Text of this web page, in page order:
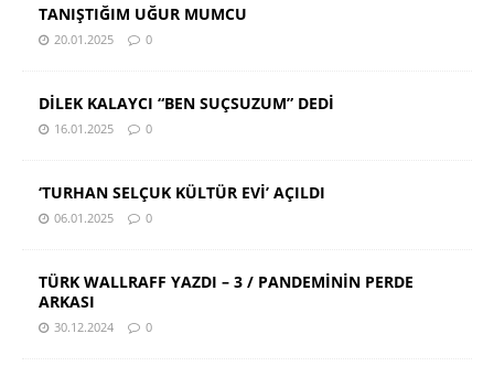
TANIŞTIĞIM UĞUR MUMCU
20.01.2025 0
DİLEK KALAYCI “BEN SUÇSUZUM” DEDİ
16.01.2025 0
‘TURHAN SELÇUK KÜLTÜR EVİ’ AÇILDI
06.01.2025 0
TÜRK WALLRAFF YAZDI – 3 / PANDEMİNİN PERDE
ARKASI
30.12.2024 0